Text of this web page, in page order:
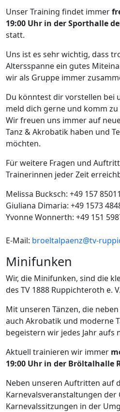
Unser Training findet immer
19:00 Uhr in der Sporthalle
statt.
Uns ist es sehr wichtig, dass
Altersspanne ein gutes
wir als Gruppe immer
Du könntest dir vorstellen bei
meld dich gerne und komm
Wir freuen uns immer auf
Tanz & Akrobatik haben und
möchten.
Für weitere Fragen und
Trainerinnen jeder Zeit
Melissa Bucksch: +49 157
Giuliana Dimaria: +49 1573
Yvonne Wonnerth: +49 151
E-Mail: broeltalpaenz@tv-
Minifunken
Wir, die Minifunken, sind die
des TV 1888 Ruppichteroth e. V.
Mit unseren Tänzen, die
auch Akrobatik und moderne
begeistern wir jedes Jahr aufs
Aktuell trainieren wir immer
19:00 Uhr in der Bröltalhalle
Neben unseren Auftritten auf
Karnevalsveranstaltungen der
Karnevalssitzungen in der